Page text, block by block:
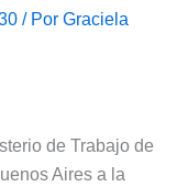
/ Por Graciela
de Trabajo de
Aires a la